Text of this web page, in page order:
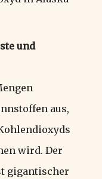
und
aus,
wird. Der
gigantischer